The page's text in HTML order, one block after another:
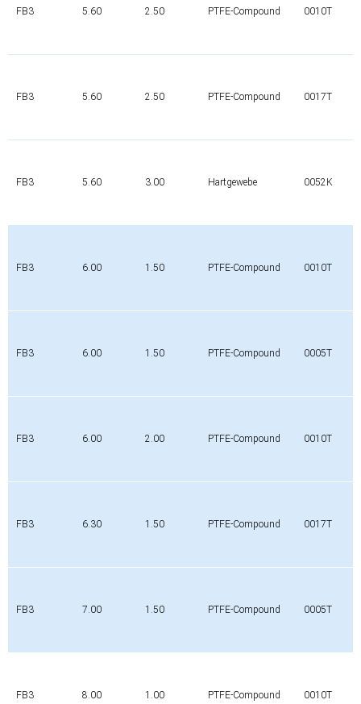
FB3 5.60 2.50 PTFE-Compound 0010T
FB3 5.60 2.50 PTFE-Compound 0017T
FB3 5.60 3.00 Hartgewebe 0052K
FB3 6.00 1.50 PTFE-Compound 0010T
FB3 6.00 1.50 PTFE-Compound 0005T
FB3 6.00 2.00 PTFE-Compound 0010T
FB3 6.30 1.50 PTFE-Compound 0017T
FB3 7.00 1.50 PTFE-Compound 0005T
FB3 8.00 1.00 PTFE-Compound 0010T